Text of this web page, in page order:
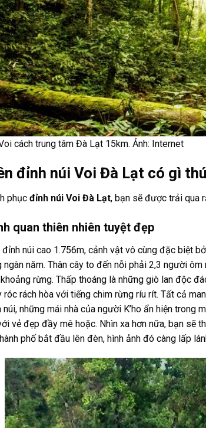
cách trung tâm Đà Lạt 15km. Ảnh: Internet
đỉnh núi Voi Đà Lạt có gì
phục đỉnh núi Voi Đà Lạt, bạn sẽ được trải qua
quan thiên nhiên tuyệt đẹp
đỉnh núi cao 1.756m, cảnh vật vô cùng đặc biệt
ngàn năm. Thân cây to đến nỗi phải 2,3 người
rừng. Thấp thoáng là những giò lan độc
róc rách hòa với tiếng chim rừng ríu rít. Tất cả
núi, những mái nhà của người K’ho ẩn hiện trong
vẻ đẹp đầy mê hoặc. Nhìn xa hơn nữa, bạn sẽ
phố bắt đầu lên đèn, hình ảnh đó càng lấp